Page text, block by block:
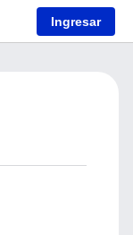
Ingresar